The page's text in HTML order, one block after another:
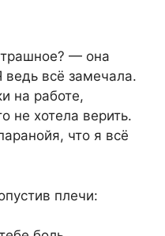
— она
всё замечала.
на работе,
не хотела верить.
что я всё
плечи: